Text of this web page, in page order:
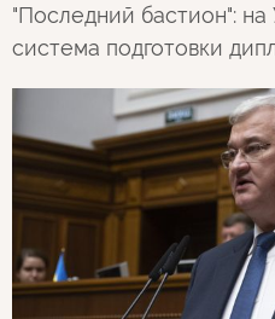
"Последний бастион":
система подготовки